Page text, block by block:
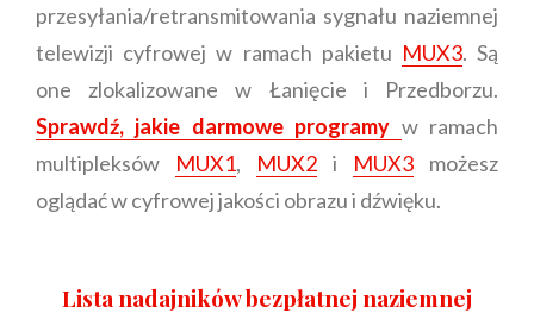
przesyłania/retransmitowania sygnału naziemnej
telewizji cyfrowej w ramach pakietu MUX3. Są
one zlokalizowane w Łanięcie i Przedborzu.
Sprawdź, jakie darmowe programy w ramach
multipleksów MUX1, MUX2 i MUX3 możesz
oglądać w cyfrowej jakości obrazu i dźwięku.
Lista nadajników bezpłatnej naziemnej